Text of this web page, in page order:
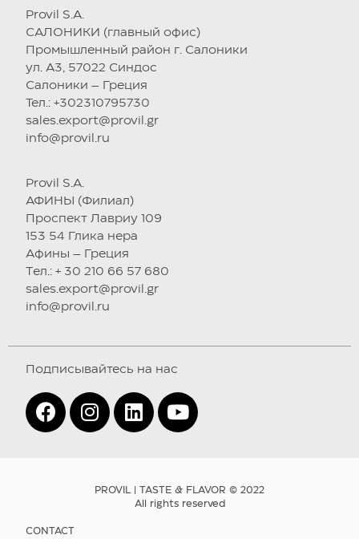
Provil S.A.
САЛОНИКИ (главный офис)
Промышленный район г. Салоники
ул. А3, 57022 Синдос
Салоники – Греция
Тел.: +302310795730
sales.export@provil.gr
info@provil.ru
Provil S.A.
АФИНЫ (Филиал)
Проспект Лавриу 109
153 54 Глика нера
Афины – Греция
Tел.: + 30 210 66 57 680
sales.export@provil.gr
info@provil.ru
Подписывайтесь на нас
PROVIL | TASTE & FLAVOR © 2022
All rights reserved
CONTACT